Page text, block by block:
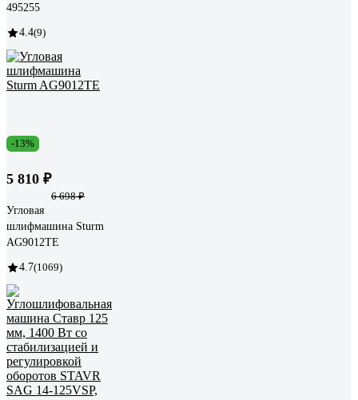
495255
4.4(9)
-13%
5 810 ₽
6 698 ₽
Угловая
шлифмашина Sturm
AG9012TE
4.7(1069)